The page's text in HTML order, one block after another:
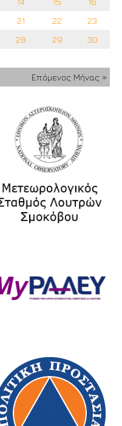
21 22
23
28 29
30
Επόμενος Μήνας »